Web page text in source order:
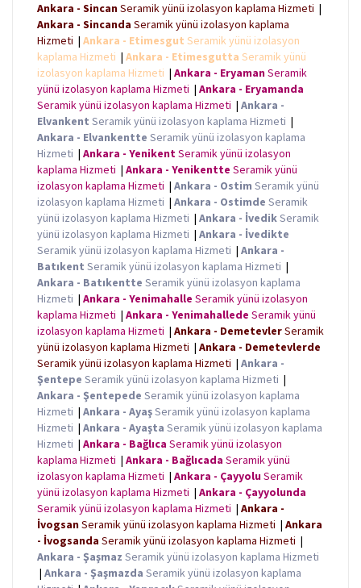
o
o
k
e
r
A
p
p
n
g
e
Ankara - SincanSeramik yünü izolasyon kaplama Hizmeti |
Ankara - Sincanda Seramik yünü izolasyon kaplama
Hizmeti | Ankara - Etimesgut Seramik yünü izolasyon
kaplama Hizmeti | Ankara - Etimesgutta Seramik yünü
izolasyon kaplama Hizmeti | Ankara - EryamanSeramik
yünü izolasyon kaplama Hizmeti | Ankara - Eryamanda
Seramik yünü izolasyon kaplama Hizmeti | Ankara -
Elvankent Seramik yünü izolasyon kaplama Hizmeti |
Ankara - Elvankentte Seramik yünü izolasyon kaplama
Hizmeti | Ankara - YenikentSeramik yünü izolasyon
kaplama Hizmeti | Ankara - Yenikentte Seramik yünü
izolasyon kaplama Hizmeti | Ankara - Ostim Seramik yünü
izolasyon kaplama Hizmeti | Ankara - Ostimde Seramik
yünü izolasyon kaplama Hizmeti | Ankara - İvedikSeramik
yünü izolasyon kaplama Hizmeti | Ankara - İvedikte
Seramik yünü izolasyon kaplama Hizmeti | Ankara -
Batıkent Seramik yünü izolasyon kaplama Hizmeti |
Ankara - Batıkentte Seramik yünü izolasyon kaplama
Hizmeti | Ankara - Yenimahalle Seramik yünü izolasyon
kaplama Hizmeti | Ankara - Yenimahallede Seramik yünü
izolasyon kaplama Hizmeti | Ankara - DemetevlerSeramik
yünü izolasyon kaplama Hizmeti | Ankara - Demetevlerde
Seramik yünü izolasyon kaplama Hizmeti | Ankara -
Şentepe Seramik yünü izolasyon kaplama Hizmeti |
Ankara - Şentepede Seramik yünü izolasyon kaplama
Hizmeti | Ankara - AyaşSeramik yünü izolasyon kaplama
Hizmeti | Ankara - Ayaşta Seramik yünü izolasyon kaplama
Hizmeti | Ankara - Bağlıca Seramik yünü izolasyon
kaplama Hizmeti | Ankara - Bağlıcada Seramik yünü
izolasyon kaplama Hizmeti | Ankara - ÇayyoluSeramik
yünü izolasyon kaplama Hizmeti | Ankara - Çayyolunda
Seramik yünü izolasyon kaplama Hizmeti | Ankara -
İvogsanSeramik yünü izolasyon kaplama Hizmeti | Ankara
- İvogsanda Seramik yünü izolasyon kaplama Hizmeti |
Ankara - Şaşmaz Seramik yünü izolasyon kaplama Hizmeti
| Ankara - Şaşmazda Seramik yünü izolasyon kaplama